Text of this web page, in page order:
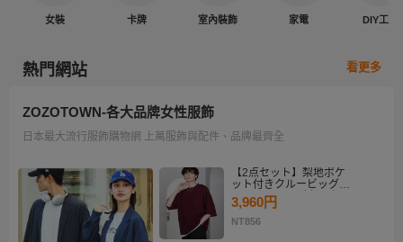
女裝 卡牌 室內裝飾 家電 DIY工具
熱門網站 看更多
ZOZOTOWN-各大品牌女性服飾
日本最大流行服飾購物網 上萬服飾與配件、品牌最齊全
【2点セット】梨地ポケ
ット付きクルービッグT
シャツ＆ロングタンクト
ップアンサンブルセット
3,960円
NT856